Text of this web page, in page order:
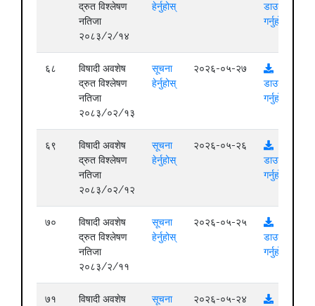
द्रुत विश्लेषण
नतिजा
२०८३/२/१४
हेर्नुहोस्
डाउनलोड
गर्नुहोस्
६८
विषादी अवशेष
द्रुत विश्लेषण
नतिजा
२०८३/०२/१३
सूचना
हेर्नुहोस्
२०२६-०५-२७
डाउनलोड
गर्नुहोस्
६९
विषादी अवशेष
द्रुत विश्लेषण
नतिजा
२०८३/०२/१२
सूचना
हेर्नुहोस्
२०२६-०५-२६
डाउनलोड
गर्नुहोस्
७०
विषादी अवशेष
द्रुत विश्लेषण
नतिजा
२०८३/२/११
सूचना
हेर्नुहोस्
२०२६-०५-२५
डाउनलोड
गर्नुहोस्
७१
विषादी अवशेष
सूचना
२०२६-०५-२४